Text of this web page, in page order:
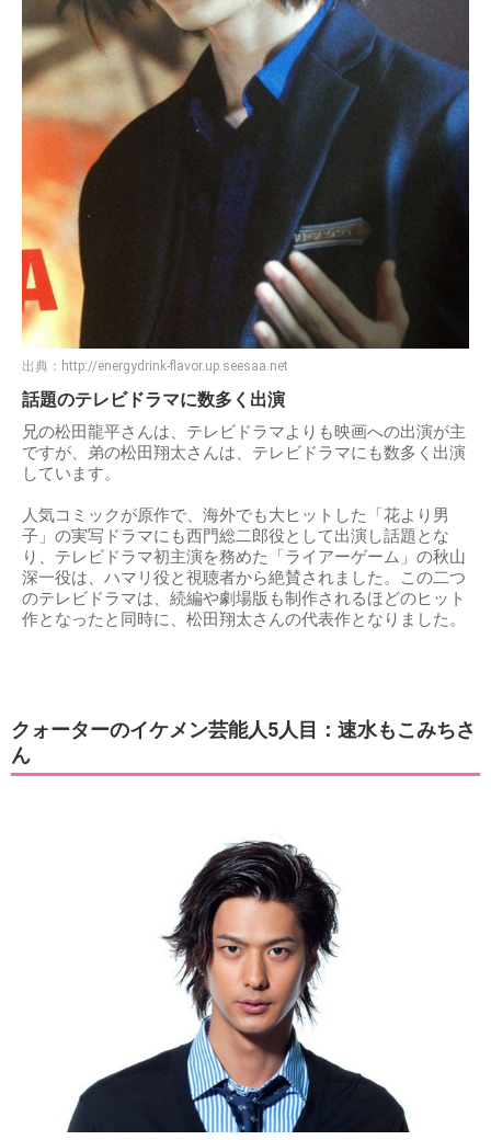
出典： http://energydrink-flavor.up.seesaa.net
話題のテレビドラマに数多く出演
兄の松田龍平さんは、テレビドラマよりも映画への出演が主
ですが、弟の松田翔太さんは、テレビドラマにも数多く出演
しています。
人気コミックが原作で、海外でも大ヒットした「花より男
子」の実写ドラマにも西門総二郎役として出演し話題とな
り、テレビドラマ初主演を務めた「ライアーゲーム」の秋山
深一役は、ハマリ役と視聴者から絶賛されました。この二つ
のテレビドラマは、続編や劇場版も制作されるほどのヒット
作となったと同時に、松田翔太さんの代表作となりました。
クォーターのイケメン芸能人5人目：速水もこみちさ
ん